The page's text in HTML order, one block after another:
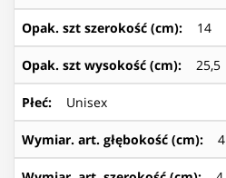
Opak. szt szerokość (cm): 14
Opak. szt wysokość (cm): 25,5
Płeć: Unisex
Wymiar. art. głębokość (cm): 4